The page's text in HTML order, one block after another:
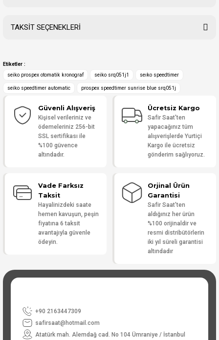
Yorum Yaz
TAKSİT SEÇENEKLERİ
Etiketler :
seiko prospex otomatik kronograf
seiko srq051j1 seıko speedtimer
seiko speedtimer automatic prospex speedtimer sunrise blue srq051j
Güvenli Alışveriş
Kişisel verileriniz ve
ödemeleriniz 256-bit
SSL sertifikası ile
%100 güvence
altındadır.
Ücretsiz Kargo
Safir Saat'ten
yapacağınız tüm
alışverişlerde Yurtiçi
Kargo ile ücretsiz
gönderim sağlıyoruz.
Vade Farksız
Taksit
Hayalinizdeki saate
hemen kavuşun, peşin
fiyatına 6 taksit
avantajıyla güvenle
ödeyin.
Orjinal Ürün
Garantisi
Safir Saat'ten
aldığınız her ürün
%100 orijinaldir ve
resmi distribütörlerin
iki yıl süreli garantisi
altındadır
+90 2163447309
safirsaat@hotmail.com
Atatürk mah. Alemdağ cad. No 104 Ümraniye / İstanbul